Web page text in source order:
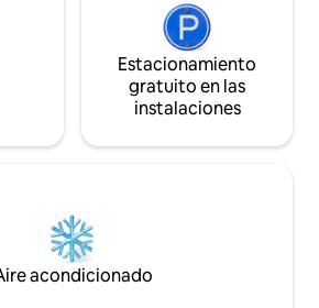
Estacionamiento
gratuito en las
instalaciones
acondicionado